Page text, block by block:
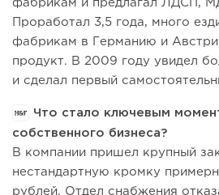
фабрикам и предлагал ЛДСП,
Проработал 3,5 года, много
фабрикам в Германию и
продукт. В 2009 году увидел
и сделал первый
Что стало ключевым
собственного бизнеса?
В компании пришел крупный
нестандартную кромку
рублей. Отдел снабжения